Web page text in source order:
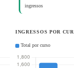
ingressos
INGRESSOS POR
Total por curso